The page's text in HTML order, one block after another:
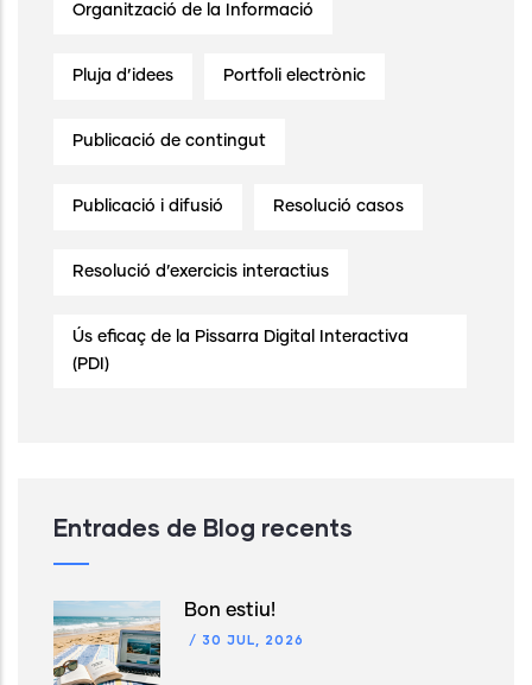
Organització de la Informació
Pluja d’idees Portfoli electrònic
Publicació de contingut
Publicació i difusió Resolució casos
Resolució d’exercicis interactius
Ús eficaç de la Pissarra Digital Interactiva
(PDI)
Entrades de Blog recents
Bon estiu!
/ 30 JUL, 2026